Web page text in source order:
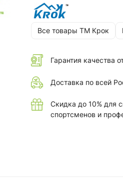
Все товары ТМ Крок
Гарантия качества
Доставка по всей
Скидка до 10% для
спортсменов и